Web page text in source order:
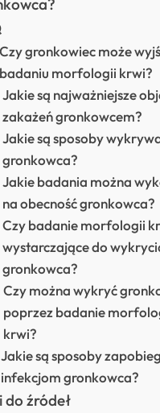
Czy gronkowiec może
badaniu morfologii krwi?
Jakie są najważniejsze
zakażeń gronkowcem?
Jakie są sposoby
gronkowca?
Jakie badania można
na obecność gronkowca?
Czy badanie morfologii
wystarczające do
gronkowca?
Czy można wykryć
poprzez badanie
krwi?
Jakie są sposoby
infekcjom gronkowca?
do źródeł